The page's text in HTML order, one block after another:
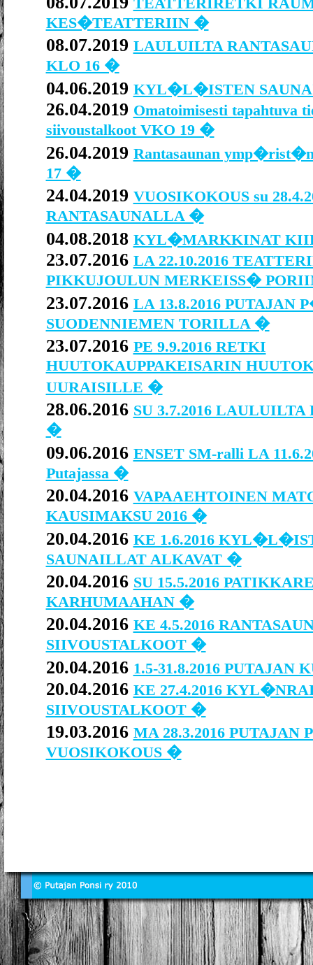
KES�TEATTERIIN �
08.07.2019 LAULUILTA
KLO 16 �
04.06.2019 KYL�L�ISTEN
26.04.2019 Omatoimisesti tapahtuva
siivoustalkoot VKO 19 �
26.04.2019 Rantasaunan
17 �
24.04.2019 VUOSIKOKOUS su
RANTASAUNALLA �
04.08.2018 KYL�MARKKINAT
23.07.2016 LA 22.10.2016
PIKKUJOULUN MERKEISS�
23.07.2016 LA 13.8.2016 PUTAJAN
SUODENNIEMEN TORILLA �
23.07.2016 PE 9.9.2016 RETKI
HUUTOKAUPPAKEISARIN
UURAISILLE �
28.06.2016 SU 3.7.2016 LAULUILTA
�
09.06.2016 ENSET SM-ralli LA
Putajassa �
20.04.2016 VAPAAEHTOINEN
KAUSIMAKSU 2016 �
20.04.2016 KE 1.6.2016
SAUNAILLAT ALKAVAT �
20.04.2016 SU 15.5.2016
KARHUMAAHAN �
20.04.2016 KE 4.5.2016
SIIVOUSTALKOOT �
20.04.2016 1.5-31.8.2016 PUTAJAN
20.04.2016 KE 27.4.2016
SIIVOUSTALKOOT �
19.03.2016 MA 28.3.2016 PUTAJAN
VUOSIKOKOUS �